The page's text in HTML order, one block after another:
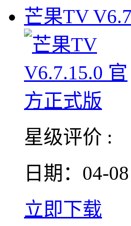
芒果TV
星级评价 :
日期：04-08
立即下载